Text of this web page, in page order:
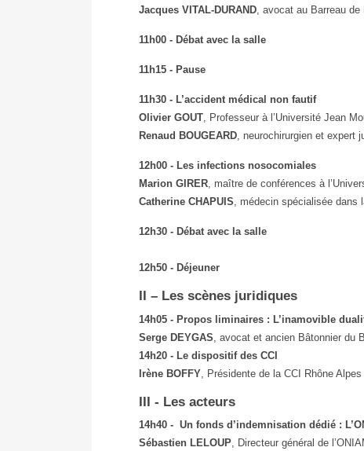
Jacques VITAL-DURAND, avocat au Barreau de
11h00 - Débat avec la salle
11h15 - Pause
11h30 - L’accident médical non fautif
Olivier GOUT, Professeur à l’Université Jean
Renaud BOUGEARD, neurochirurgien et expert
12h00 - Les infections nosocomiales
Marion GIRER, maître de conférences à
Catherine CHAPUIS, médecin spécialisée dans
12h30 - Débat avec la salle
12h50 - Déjeuner
II – Les scènes juridiques
14h05 - Propos liminaires : L’inamovible
Serge DEYGAS , avocat et ancien Bâtonnier du
14h20 - Le dispositif des CCI
Irène BOFFY , Présidente de la CCI Rhône Alpes
III - Les acteurs
14h40 - Un fonds d’indemnisation dédié :
Sébastien LELOUP , Directeur général de